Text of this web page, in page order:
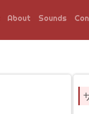
About Sounds